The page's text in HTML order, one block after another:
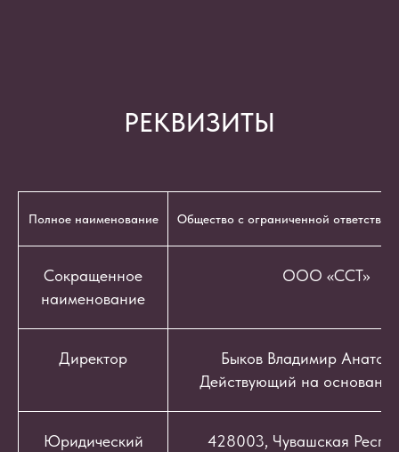
РЕКВИЗИТЫ
Полное наименование Общество с ограниченной
Сокращенное
наименование
ООО «ССТ»
Директор
Быков Владимир
Действующий на
Юридический
428003, Чувашская